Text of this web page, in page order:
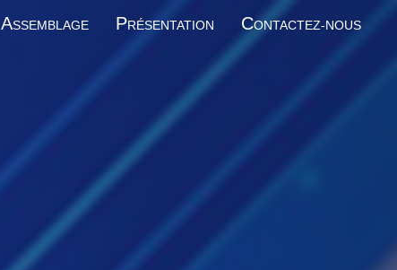
ASSEMBLAGE PRÉSENTATION CONTACTEZ-NOUS